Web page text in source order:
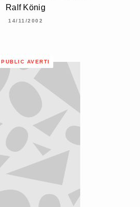
Ralf König
14/11/2002
PUBLIC AVERTI